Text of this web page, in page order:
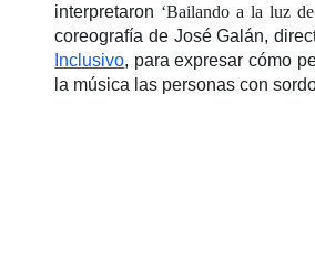
interpretaron ‘Bailando a la luz
coreografía de José Galán,
Inclusivo, para expresar cómo
la música las personas con